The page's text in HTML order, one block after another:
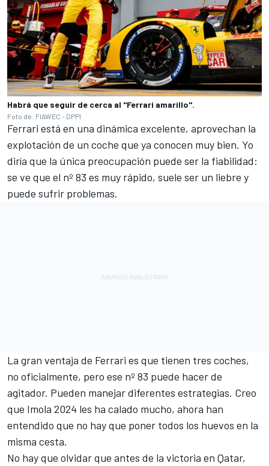
Habrá que seguir de cerca al "Ferrari amarillo".
Foto de: FIAWEC - DPPI
Ferrari está en una dinámica excelente, aprovechan la
explotación de un coche que ya conocen muy bien. Yo
diría que la única preocupación puede ser la fiabilidad:
se ve que el nº 83 es muy rápido, suele ser un liebre y
puede sufrir problemas.
La gran ventaja de Ferrari es que tienen tres coches,
no oficialmente, pero ese nº 83 puede hacer de
agitador. Pueden manejar diferentes estrategias. Creo
que Imola 2024 les ha calado mucho, ahora han
entendido que no hay que poner todos los huevos en la
misma cesta.
No hay que olvidar que antes de la victoria en Qatar,